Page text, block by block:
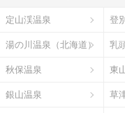
定山渓温泉 登
湯の川温泉（北海道） 乳
秋保温泉 東
銀山温泉 草